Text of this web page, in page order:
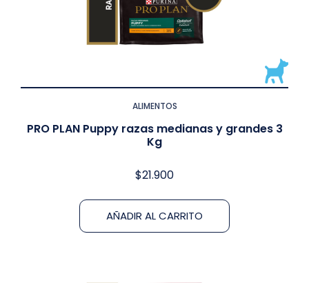
ALIMENTOS
PRO PLAN Puppy razas medianas y grandes 3
Kg
$21.900
AÑADIR AL CARRITO